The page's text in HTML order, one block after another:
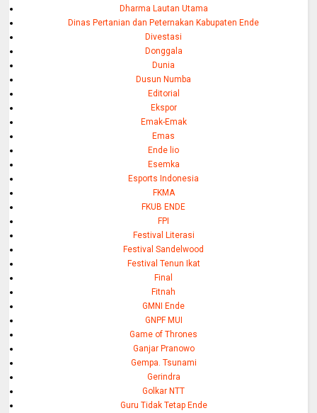
Dharma Lautan Utama
Dinas Pertanian dan Peternakan Kabupaten Ende
Divestasi
Donggala
Dunia
Dusun Numba
Editorial
Ekspor
Emak-Emak
Emas
Ende lio
Esemka
Esports Indonesia
FKMA
FKUB ENDE
FPI
Festival Literasi
Festival Sandelwood
Festival Tenun Ikat
Final
Fitnah
GMNI Ende
GNPF MUI
Game of Thrones
Ganjar Pranowo
Gempa. Tsunami
Gerindra
Golkar NTT
Guru Tidak Tetap Ende